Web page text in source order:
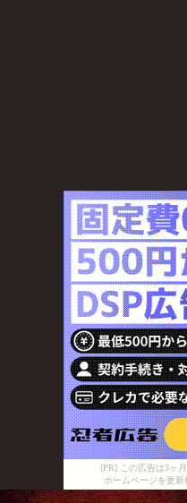
[PR] この広告は3ヶ
ホームページを更